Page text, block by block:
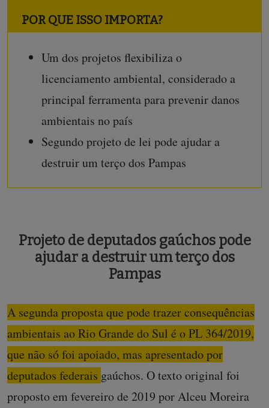
POR QUE ISSO IMPORTA?
Um dos projetos flexibiliza o
licenciamento ambiental, considerado a
principal ferramenta para prevenir danos
ambientais no país
Segundo projeto de lei pode ajudar a
destruir um terço dos Pampas
Projeto de deputados gaúchos pode
ajudar a destruir um terço dos
Pampas
A segunda proposta que pode trazer consequências
ambientais ao Rio Grande do Sul é o PL 364/2019,
que não só foi apoiado, mas apresentado por
deputados federais gaúchos. O texto original foi
proposto em fevereiro de 2019 por Alceu Moreira